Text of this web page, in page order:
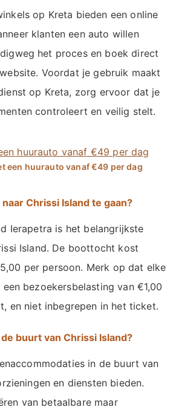
op Kreta bieden een online
klanten een auto willen
het proces en boek direct
Voordat je gebruik maakt
op Kreta, zorg ervoor dat je
controleert en veilig stelt.
Chrissi Island te gaan?
Ierapetra is het belangrijkste
Island. De boottocht kost
per persoon. Merk op dat elke
bezoekersbelasting van €1,00
en niet inbegrepen in het ticket.
buurt van Chrissi Island?
in de buurt van
en diensten bieden.
van betaalbare maar